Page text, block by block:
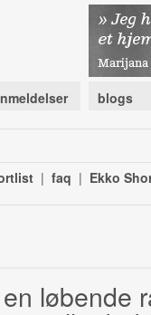
blogs
| faq | Ekko
løbende